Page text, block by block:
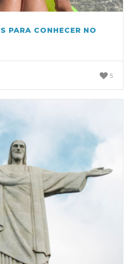
PARA CONHECER NO
5